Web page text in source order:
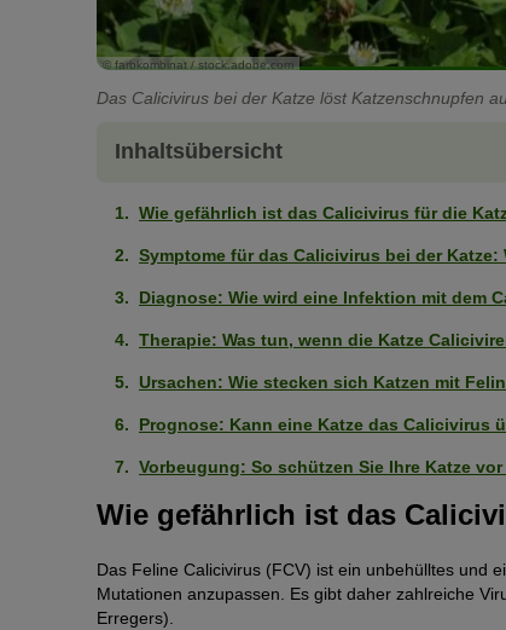
© farbkombinat / stock.adobe.com
Das Calicivirus bei der Katze löst Katzenschnupfen
Inhaltsübersicht
Wie gefährlich ist das Calicivirus für die
Symptome für das Calicivirus bei der
Diagnose: Wie wird eine Infektion mit dem
Therapie: Was tun, wenn die Katze
Ursachen: Wie stecken sich Katzen mit
Prognose: Kann eine Katze das Calicivirus
Vorbeugung: So schützen Sie Ihre Katze
Wie gefährlich ist das
Das Feline Calicivirus (FCV) ist ein unbehülltes und
Mutationen anzupassen. Es gibt daher zahlreiche
Erregers).